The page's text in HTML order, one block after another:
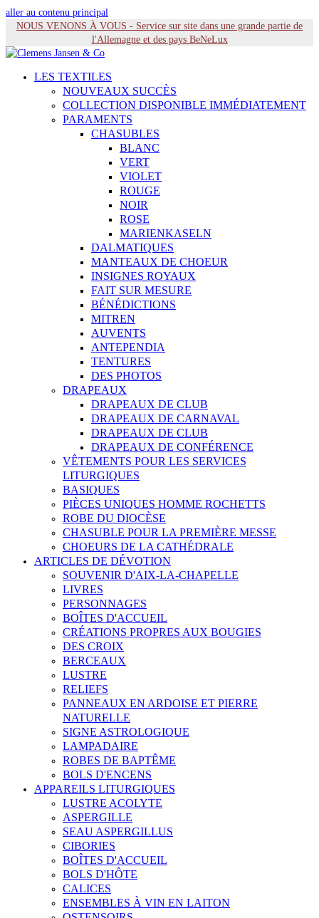
aller au contenu principal
NOUS VENONS À VOUS - Service sur site dans une grande partie de
l'Allemagne et des pays BeNeLux
LES TEXTILES
NOUVEAUX SUCCÈS
COLLECTION DISPONIBLE IMMÉDIATEMENT
PARAMENTS
CHASUBLES
BLANC
VERT
VIOLET
ROUGE
NOIR
ROSE
MARIENKASELN
DALMATIQUES
MANTEAUX DE CHOEUR
INSIGNES ROYAUX
FAIT SUR MESURE
BÉNÉDICTIONS
MITREN
AUVENTS
ANTEPENDIA
TENTURES
DES PHOTOS
DRAPEAUX
DRAPEAUX DE CLUB
DRAPEAUX DE CARNAVAL
DRAPEAUX DE CLUB
DRAPEAUX DE CONFÉRENCE
VÊTEMENTS POUR LES SERVICES
LITURGIQUES
BASIQUES
PIÈCES UNIQUES HOMME ROCHETTS
ROBE DU DIOCÈSE
CHASUBLE POUR LA PREMIÈRE MESSE
CHOEURS DE LA CATHÉDRALE
ARTICLES DE DÉVOTION
SOUVENIR D'AIX-LA-CHAPELLE
LIVRES
PERSONNAGES
BOÎTES D'ACCUEIL
CRÉATIONS PROPRES AUX BOUGIES
DES CROIX
BERCEAUX
LUSTRE
RELIEFS
PANNEAUX EN ARDOISE ET PIERRE
NATURELLE
SIGNE ASTROLOGIQUE
LAMPADAIRE
ROBES DE BAPTÊME
BOLS D'ENCENS
APPAREILS LITURGIQUES
LUSTRE ACOLYTE
ASPERGILLE
SEAU ASPERGILLUS
CIBORIES
BOÎTES D'ACCUEIL
BOLS D'HÔTE
CALICES
ENSEMBLES À VIN EN LAITON